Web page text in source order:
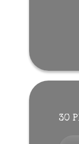
30